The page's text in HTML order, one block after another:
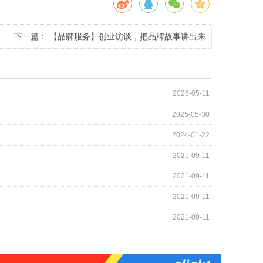
下一篇： 【品牌服务】创业访谈，把品牌故事讲出来
2026-05-11
2025-05-30
2024-01-22
2021-09-11
2021-09-11
2021-09-11
2021-09-11